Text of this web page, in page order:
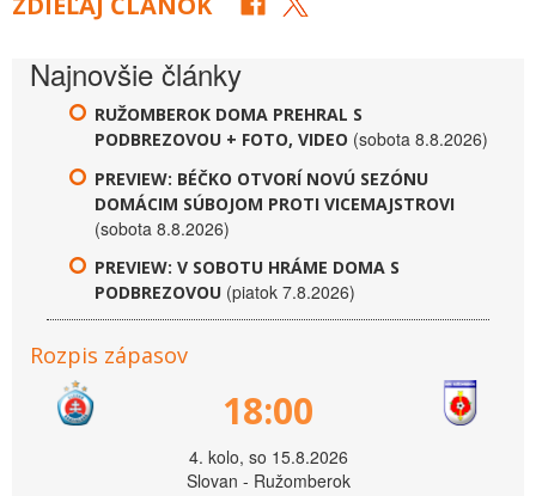
Najnovšie články
RUŽOMBEROK DOMA PREHRAL S
PODBREZOVOU + FOTO, VIDEO (sobota 8.8.2026)
PREVIEW: BÉČKO OTVORÍ NOVÚ SEZÓNU
DOMÁCIM SÚBOJOM PROTI VICEMAJSTROVI
(sobota 8.8.2026)
PREVIEW: V SOBOTU HRÁME DOMA S
PODBREZOVOU (piatok 7.8.2026)
Rozpis zápasov
18:00
4. kolo, so 15.8.2026
Slovan - Ružomberok